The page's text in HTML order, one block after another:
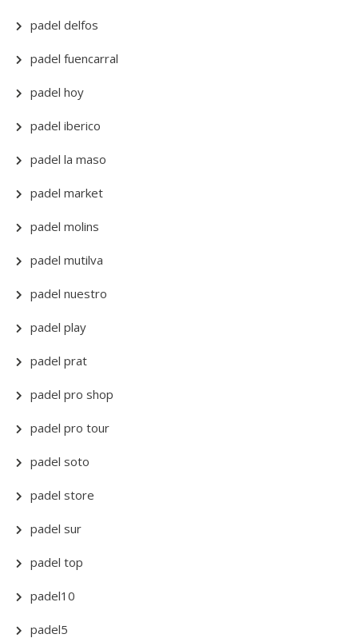
padel delfos
padel fuencarral
padel hoy
padel iberico
padel la maso
padel market
padel molins
padel mutilva
padel nuestro
padel play
padel prat
padel pro shop
padel pro tour
padel soto
padel store
padel sur
padel top
padel10
padel5